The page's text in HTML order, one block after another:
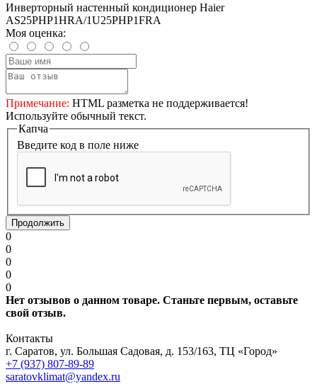
Инверторный настенный кондиционер Haier
AS25PHP1HRA/1U25PHP1FRA
Моя оценка:
Примечание: HTML разметка не поддерживается!
Используйте обычный текст.
Капча
Введите код в поле ниже
Продолжить
0
0
0
0
0
Нет отзывов о данном товаре. Станьте первым, оставьте
свой отзыв.
Контакты
г. Саратов, ул. Большая Садовая, д. 153/163, ТЦ «Город»
+7 (937) 807-89-89
saratovklimat@yandex.ru